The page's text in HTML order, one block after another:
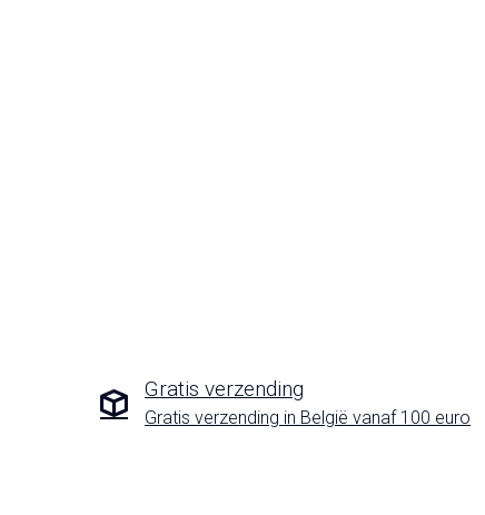
Gratis verzending
Gratis verzending in België vanaf 100 euro